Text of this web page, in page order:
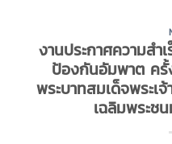
งานประกาศความสำ
ป้องกันอัมพาต ครั้
พระบาทสมเด็จพระเ
เฉลิมพระช